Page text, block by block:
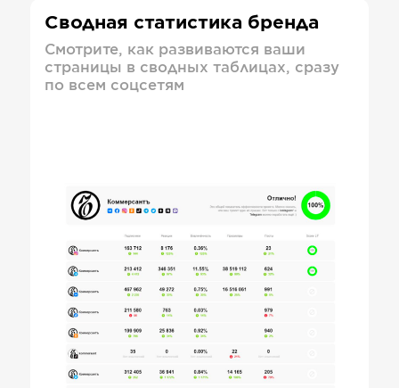
Сводная статистика бренда
Смотрите, как развиваются ваши
страницы в сводных таблицах, сразу
по всем соцсетям